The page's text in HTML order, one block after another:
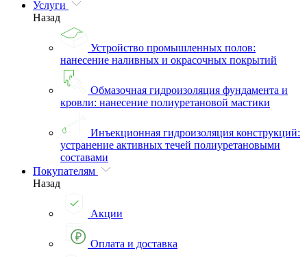
Услуги
Назад
Устройство промышленных полов:
нанесение наливных и окрасочных покрытий
Обмазочная гидроизоляция фундамента и
кровли: нанесение полиуретановой мастики
Инъекционная гидроизоляция конструкций:
устранение активных течей полиуретановыми
составами
Покупателям
Назад
Акции
Оплата и доставка